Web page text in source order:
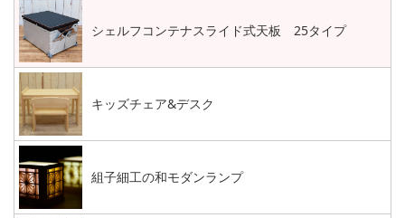
シェルフコンテナスライド式天板 25タイプ
キッズチェア&デスク
組子細工の和モダンランプ